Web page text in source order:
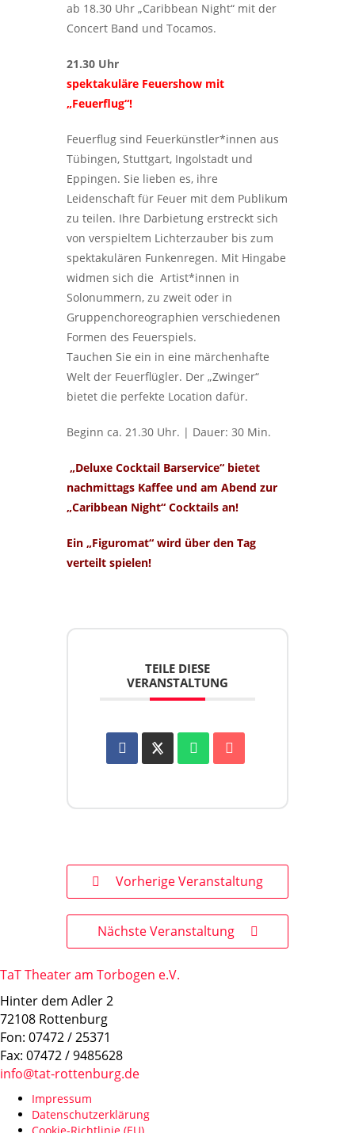
ab 18.30 Uhr „Caribbean Night“ mit der
Concert Band und Tocamos.
21.30 Uhr
spektakuläre Feuershow mit
„Feuerflug“!
Feuerflug sind Feuerkünstler*innen aus
Tübingen, Stuttgart, Ingolstadt und
Eppingen. Sie lieben es, ihre
Leidenschaft für Feuer mit dem Publikum
zu teilen. Ihre Darbietung erstreckt sich
von verspieltem Lichterzauber bis zum
spektakulären Funkenregen. Mit Hingabe
widmen sich die Artist*innen in
Solonummern, zu zweit oder in
Gruppenchoreographien verschiedenen
Formen des Feuerspiels.
Tauchen Sie ein in eine märchenhafte
Welt der Feuerflügler. Der „Zwinger“
bietet die perfekte Location dafür.
Beginn ca. 21.30 Uhr. | Dauer: 30 Min.
„Deluxe Cocktail Barservice“ bietet
nachmittags Kaffee und am Abend zur
„Caribbean Night“ Cocktails an!
Ein „Figuromat“ wird über den Tag
verteilt spielen!
TEILE DIESE
VERANSTALTUNG
Vorherige Veranstaltung
Nächste Veranstaltung
TaT Theater am Torbogen e.V.
Hinter dem Adler 2
72108 Rottenburg
Fon: 07472 / 25371
Fax: 07472 / 9485628
info@tat-rottenburg.de
Impressum
Datenschutzerklärung